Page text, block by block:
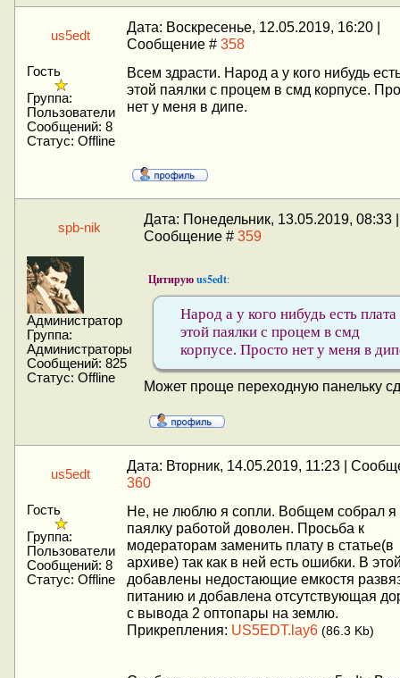
us5edt
Дата: Воскресенье, 12.05.2019, 16:20 |
Сообщение # 358
Гость
Группа:
Пользователи
Сообщений: 8
Статус: Offline
Всем здрасти. Народ а у кого нибудь
этой паялки с процем в смд корпусе.
нет у меня в дипе.
spb-nik
Дата: Понедельник, 13.05.2019, 08:33 |
Сообщение # 359
Администратор
Группа:
Администраторы
Сообщений: 825
Статус: Offline
Цитируюus5edt:
Народ а у кого нибудь есть плата
этой паялки с процем в смд
корпусе. Просто нет у меня в
Может проще переходную панельку
us5edt
Дата: Вторник, 14.05.2019, 11:23 |
360
Гость
Группа:
Пользователи
Сообщений: 8
Статус: Offline
Не, не люблю я сопли. Вобщем собрал я
паялку работой доволен. Просьба к
модераторам заменить плату в статье(в
архиве) так как в ней есть ошибки. В
добавлены недостающие емкостя
питанию и добавлена отсутствующая
с вывода 2 оптопары на землю.
Прикрепления: US5EDT.lay6 (86.3 Kb)